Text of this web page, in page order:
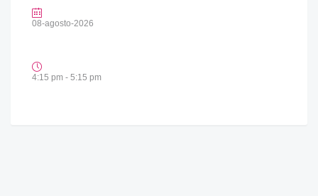
08-agosto-2026
4:15 pm - 5:15 pm